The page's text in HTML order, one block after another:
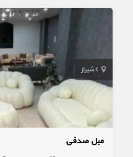
شیراز
مبل صدفی